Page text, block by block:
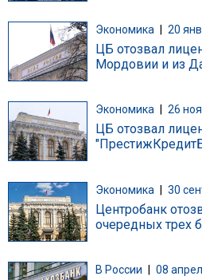
Экономика 20
ЦБ отозвал
Мордовии и из
Экономика 26
ЦБ отозвал
Экономика | 30
Центробанк
очередных трех
В России 08